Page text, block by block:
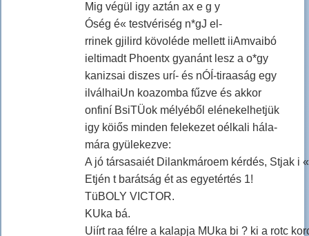
Mig végül igy aztán ax e g y
Óség é« testvériség n*gJ el-
rrinek gjilird kövoléde mellett iiAmvaibó
ieltimadt Phoentx gyanánt lesz a o*gy
kanizsai diszes urí- és nÓÍ-tiraaság egy
ilválhaiUn koazomba fűzve és akkor
onfiní BsiTÜok mélyéből elénekelhetjük
igy köiős minden felekezet oélkali hála-
mára gyülekezve:
A jó társasaiét Dilankmároem kérdés, Stjak i
Etjén t barátság ét as egyetértés 1!
TüBOLY VICTOR.
KUka bá.
Uiírt raa félre a kalapja MUka bi ? ki a rotc